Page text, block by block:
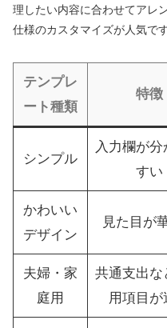
理したい内容に合わせてアレ
仕様のカスタマイズが人気です
テンプレ
ート種類
特徴
シンプル
入力欄が分
すい
かわいい
デザイン
見た目が
夫婦・家
庭用
共通支出な
用項目が